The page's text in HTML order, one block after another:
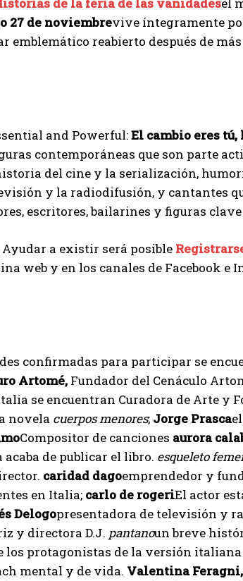
27 de noviembrevive íntegramente
emblemático reabierto después de
and Powerful:El cambio eres
contemporáneas que son parte
del cine y la serialización,
y la radiodifusión, y cantantes
escritores, bailarines y figuras
a existir será posible
web y en los canales de Facebook e
confirmadas para participar se
Artomé, Fundador del Cenáculo
se encuentran Curadora de Arte y
novela cuerpos menores; Jorge Prasca
Compositor de canciones aurora
de publicar el libro. esqueleto
caridad dagoemprendedor y
en Italia; carlo de rogeriEl actor
Delogopresentadora de televisión y
y directora D.J. pantanoun breve
los protagonistas de la versión italiana
mental y de vida. Valentina Feragni,